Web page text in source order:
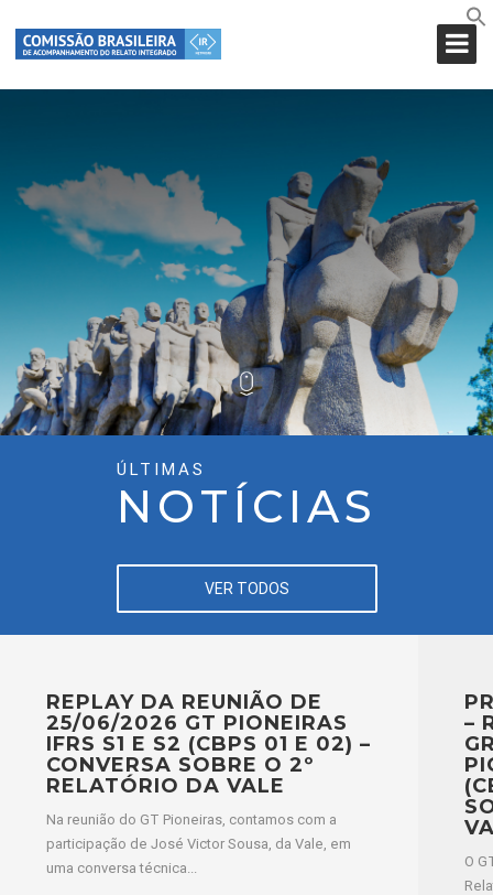
ÚLTIMAS
NOTÍCIAS
VER TODOS
REPLAY DA REUNIÃO DE
25/06/2026 GT PIONEIRAS
IFRS S1 E S2 (CBPS 01 E 02) –
CONVERSA SOBRE O 2º
RELATÓRIO DA VALE
Na reunião do GT Pioneiras, contamos com a
participação de José Victor Sousa, da Vale, em
uma conversa técnica...
–
O